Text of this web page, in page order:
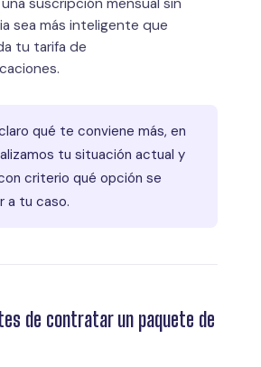
sea más inteligente que
tu tarifa de
qué te conviene más, en
tu situación actual y
criterio qué opción se
a tu caso.
de contratar un paquete de